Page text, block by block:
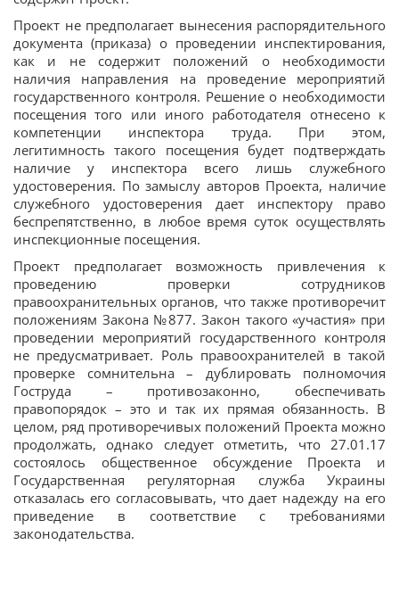
Проект не предполагает вынесения распорядительного
документа (приказа) о проведении инспектирования,
как и не содержит положений о необходимости
наличия направления на проведение мероприятий
государственного контроля. Решение о необходимости
посещения того или иного работодателя отнесено к
компетенции инспектора труда. При этом,
легитимность такого посещения будет подтверждать
наличие у инспектора всего лишь служебного
удостоверения. По замыслу авторов Проекта, наличие
служебного удостоверения дает инспектору право
беспрепятственно, в любое время суток осуществлять
инспекционные посещения.
Проект предполагает возможность привлечения к
проведению проверки сотрудников
правоохранительных органов, что также противоречит
положениям Закона №877. Закон такого «участия» при
проведении мероприятий государственного контроля
не предусматривает. Роль правоохранителей в такой
проверке сомнительна – дублировать полномочия
Гоструда – противозаконно, обеспечивать
правопорядок – это и так их прямая обязанность. В
целом, ряд противоречивых положений Проекта можно
продолжать, однако следует отметить, что 27.01.17
состоялось общественное обсуждение Проекта и
Государственная регуляторная служба Украины
отказалась его согласовывать, что дает надежду на его
приведение в соответствие с требованиями
законодательства.